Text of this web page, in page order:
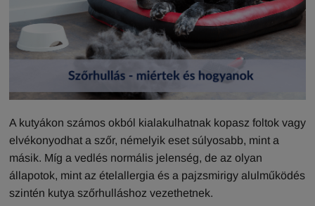
A kutyákon számos okból kialakulhatnak kopasz foltok vagy
elvékonyodhat a szőr, némelyik eset súlyosabb, mint a
másik. Míg a vedlés normális jelenség, de az olyan
állapotok, mint az ételallergia és a pajzsmirigy alulműködés
szintén kutya szőrhulláshoz vezethetnek.